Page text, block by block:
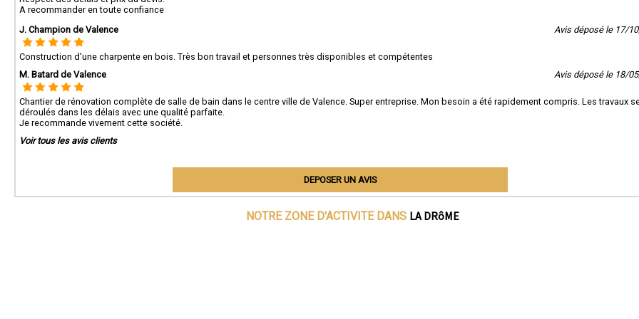
A recommander en toute confiance
J. Champion de Valence
Avis déposé le 17/
Construction d'une charpente en bois. Très bon travail et personnes très disponibles et compétentes
M. Batard de Valence
Avis déposé le 18/
Chantier de rénovation complète de salle de bain dans le centre ville de Valence. Super entreprise. Mon besoin a été rapidement compris. Les travaux
déroulés dans les délais avec une qualité parfaite.
Je recommande vivement cette société.
Voir tous les avis clients
DEPOSER UN AVIS
NOTRE ZONE D'ACTIVITE DANS LA DRôME